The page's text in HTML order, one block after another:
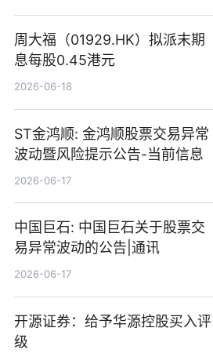
周大福（01929.HK）拟派末期
息每股0.45港元
2026-06-18
ST金鸿顺: 金鸿顺股票交易异常
波动暨风险提示公告-当前信息
2026-06-17
中国巨石: 中国巨石关于股票交
易异常波动的公告|通讯
2026-06-17
开源证券：给予华源控股买入评
级